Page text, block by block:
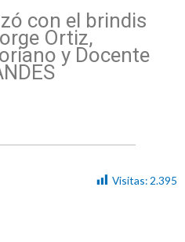
con el brindis
Ortiz,
y Docente
Visitas: 2.395